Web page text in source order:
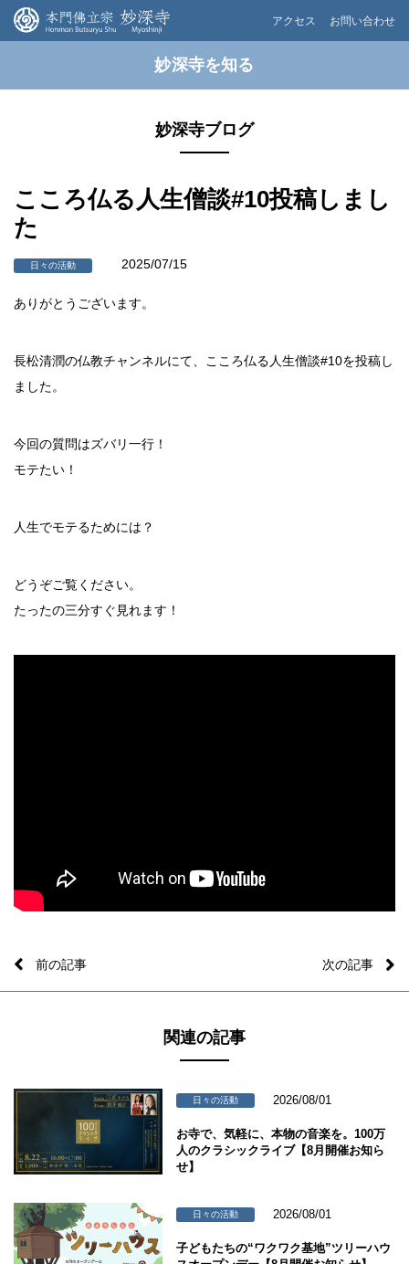
アクセス お問い合わせ
妙深寺を知る
妙深寺ブログ
こころ仏る人生僧談#10投稿しまし
た
日々の活動 2025/07/15
ありがとうございます。
長松清潤の仏教チャンネルにて、こころ仏る人生僧談#10を投稿し
ました。
今回の質問はズバリ一行！
モテたい！
人生でモテるためには？
どうぞご覧ください。
たったの三分すぐ見れます！
前の記事 次の記事
関連の記事
日々の活動 2026/08/01
お寺で、気軽に、本物の音楽を。100万
人のクラシックライブ【8月開催お知ら
せ】
日々の活動 2026/08/01
子どもたちの“ワクワク基地”ツリーハウ